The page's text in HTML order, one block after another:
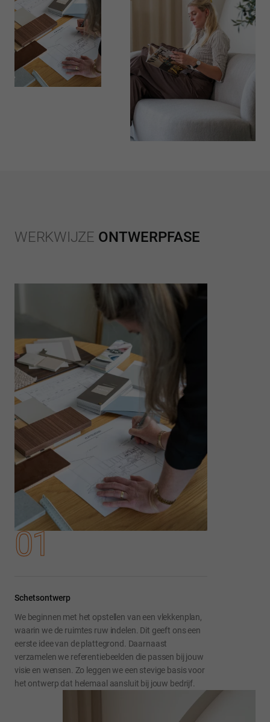
WERKWIJZE ONTWERPFASE
01
Schetsontwerp
We beginnen met het opstellen van een vlekkenplan,
waarin we de ruimtes ruw indelen. Dit geeft ons een
eerste idee van de plattegrond. Daarnaast
verzamelen we referentiebeelden die passen bij jouw
visie en wensen. Zo leggen we een stevige basis voor
het ontwerp dat helemaal aansluit bij jouw bedrijf.